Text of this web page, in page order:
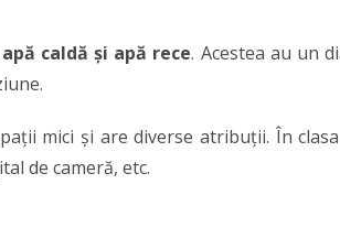
caldă și apă rece. Acestea au un
mici și are diverse atribuții. În clasa
de cameră, etc.